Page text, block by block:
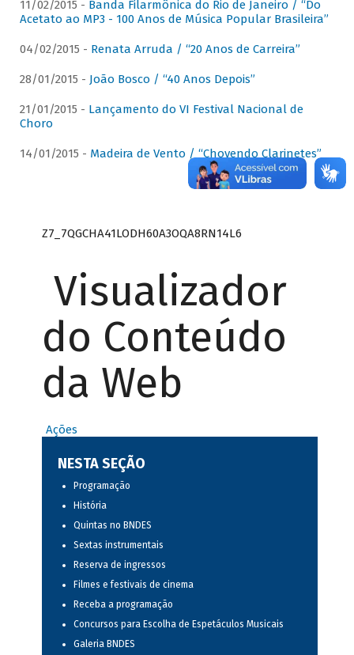
11/02/2015 - Banda Filarmônica do Rio de Janeiro / “Do
Acetato ao MP3 - 100 Anos de Música Popular Brasileira”
04/02/2015 - Renata Arruda / “20 Anos de Carreira”
28/01/2015 - João Bosco / “40 Anos Depois”
21/01/2015 - Lançamento do VI Festival Nacional de
Choro
14/01/2015 - Madeira de Vento / “Chovendo Clarinetes”
Z7_7QGCHA41LODH60A3OQA8RN14L6
Visualizador
do Conteúdo
da Web
Ações
NESTA SEÇÃO
Programação
História
Quintas no BNDES
Sextas instrumentais
Reserva de ingressos
Filmes e festivais de cinema
Receba a programação
Concursos para Escolha de Espetáculos Musicais
Galeria BNDES